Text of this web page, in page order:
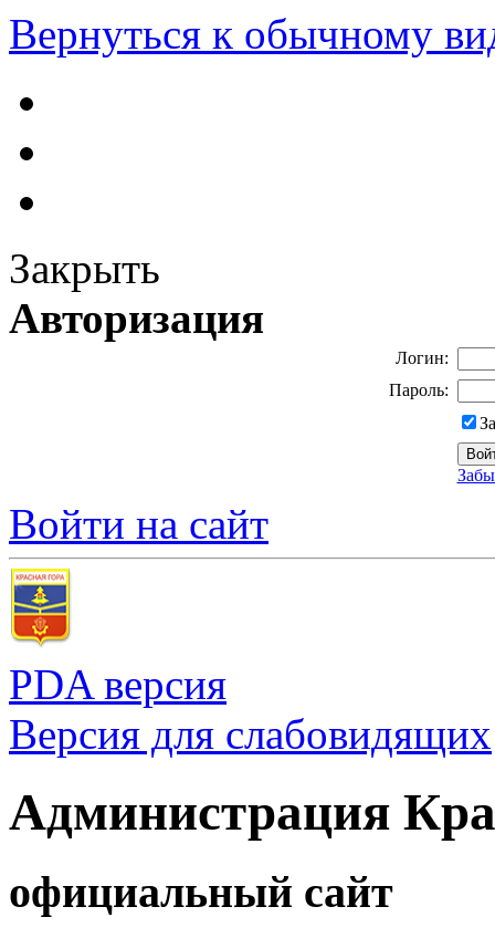
Вернуться к обычному
Закрыть
Авторизация
Логин:
Пароль:
Войти на сайт
PDA версия
Версия для слабовидящих
Администрация
официальный сайт